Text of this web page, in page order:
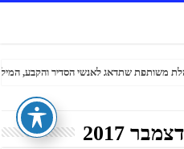
משותפת שתדאג לאנשי הסדיר והקבע,
דצמבר 2017